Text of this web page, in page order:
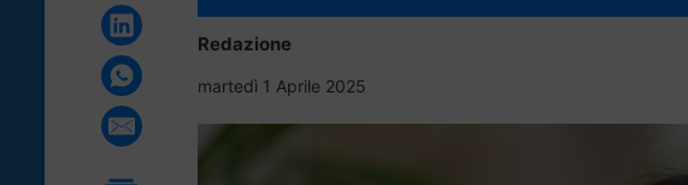
Redazione
martedì 1 Aprile 2025